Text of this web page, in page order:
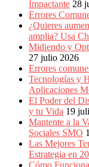
Móviles,
Estrategias
Digitales,
Estrategias
Publicitarias,
Alianzas,
Clientes,
Innovación,
Tecnología,
Noticias,
Artículos,
Gente,
Contenidos
Calidad,
Impactante 28
Errores
¿Quieres
amplia? Usa
Midiendo y
27 julio 2026
Errores
Tecnologías y
Aplicaciones
El Poder del
y tu Vida 19
Mantente a la
Sociales SMO
Las Mejores
Estrategia en
Cómo